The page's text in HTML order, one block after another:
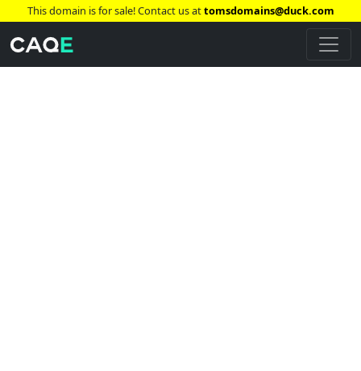
This domain is for sale! Contact us attomsdomains@duck.com